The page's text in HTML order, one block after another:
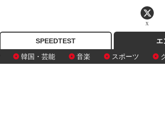
SPEEDTEST
エ
韓国・芸能 音楽 スポーツ
X